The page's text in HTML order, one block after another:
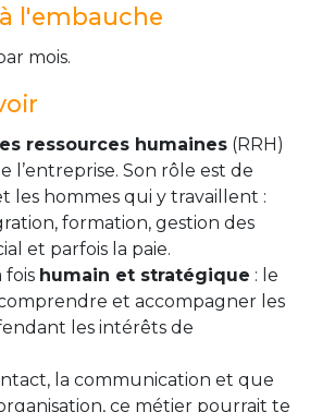
l'embauche
mois.
ressources humaines (RRH)
l’entreprise. Son rôle est de
les hommes qui y travaillent :
formation, gestion des
et parfois la paie.
fois humain et stratégique : le
et accompagner les
les intérêts de
la communication et que
ce métier pourrait te